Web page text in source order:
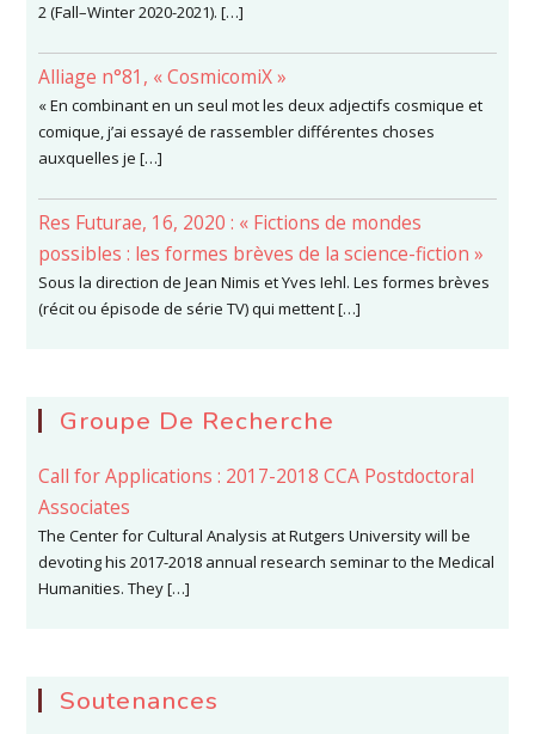
2 (Fall–Winter 2020-2021). […]
Alliage n°81, « CosmicomiX »
« En combinant en un seul mot les deux adjectifs cosmique et
comique, j’ai essayé de rassembler différentes choses
auxquelles je […]
Res Futurae, 16, 2020 : « Fictions de mondes
possibles : les formes brèves de la science-fiction »
Sous la direction de Jean Nimis et Yves Iehl. Les formes brèves
(récit ou épisode de série TV) qui mettent […]
Groupe De Recherche
Call for Applications : 2017-2018 CCA Postdoctoral
Associates
The Center for Cultural Analysis at Rutgers University will be
devoting his 2017-2018 annual research seminar to the Medical
Humanities. They […]
Soutenances